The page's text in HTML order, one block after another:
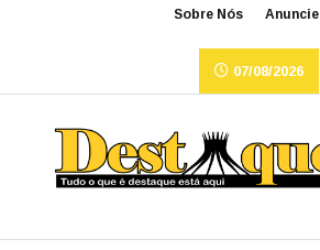
Sobre Nós Anuncie
07/08/2026